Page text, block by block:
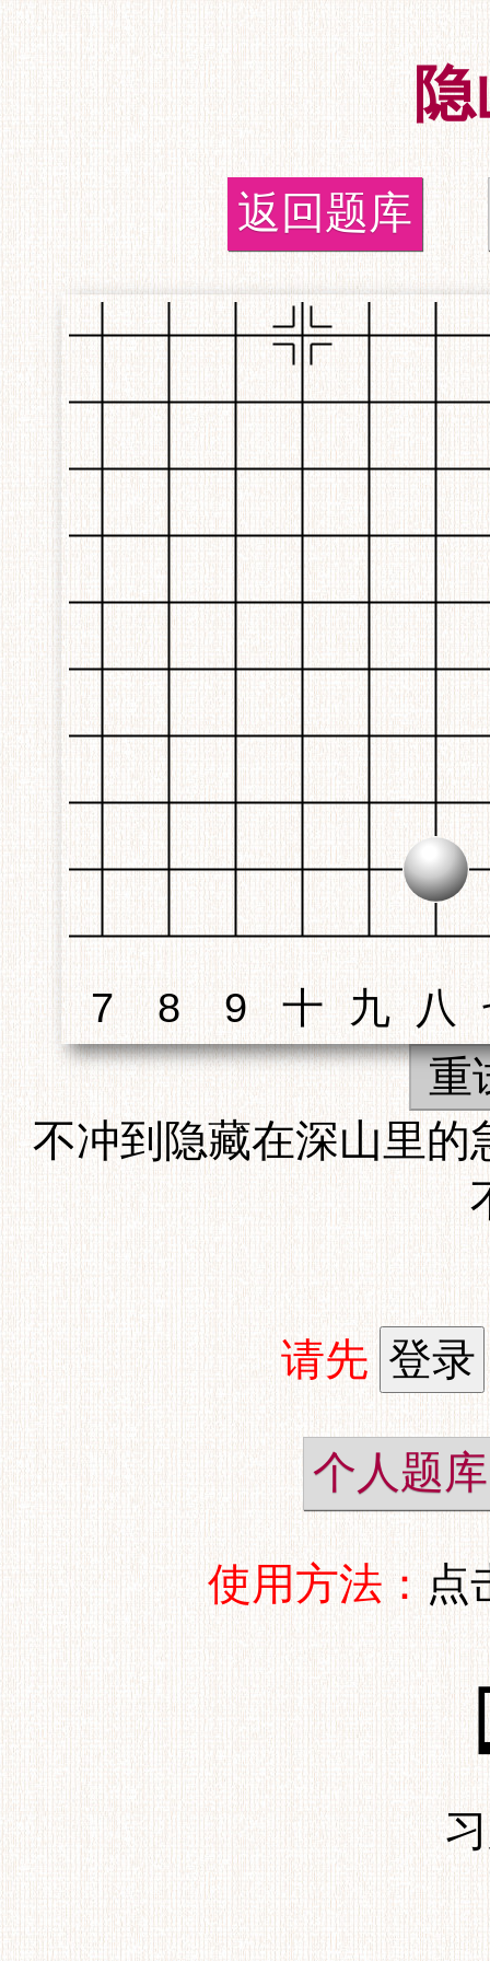
返回题库
重
不冲到隐藏在深山里的
请先
个人题库
使用方法：点